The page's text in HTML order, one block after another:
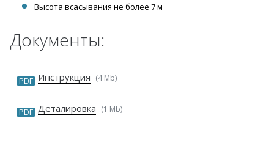
Высота всасывания не более 7 м
Документы:
PDF Инструкция (4 Mb)
PDF Деталировка (1 Mb)